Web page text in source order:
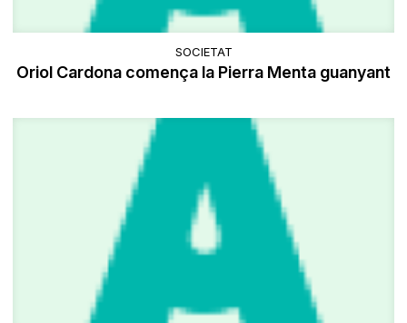
SOCIETAT
Oriol Cardona comença la Pierra Menta guanyant